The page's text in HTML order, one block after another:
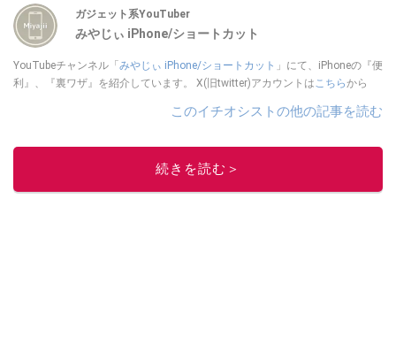
ガジェット系YouTuber
みやじぃ iPhone/ショートカット
YouTubeチャンネル「みやじぃ iPhone/ショートカット 」にて、iPhoneの『便
利』、『裏ワザ』を紹介しています。 X(旧twitter)アカウントはこちらから
このイチオシストの他の記事を読む
続きを読む＞